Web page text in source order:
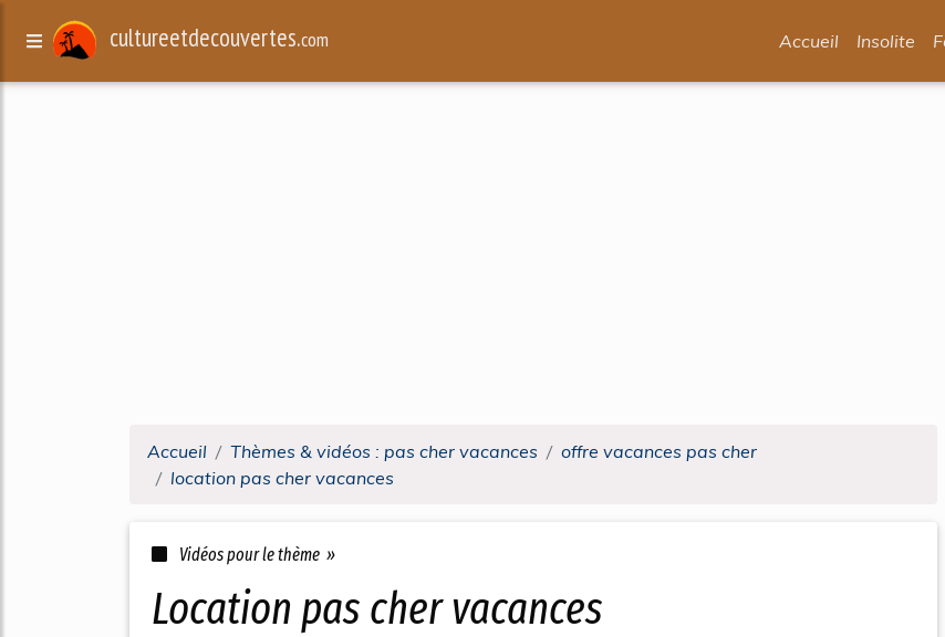
cultureetdecouvertes.com Accueil Insolite
Accueil Thèmes & vidéos : pas cher vacances
offre vacances pas cher
location pas cher vacances
Vidéos pour le thème »
location pas cher vacances